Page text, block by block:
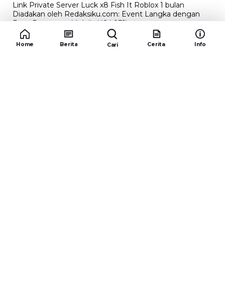
Link Private Server Luck x8 Fish It Roblox 1 bulan
Diadakan oleh Redaksiku.com: Event Langka dengan
Drop Rate yang Melejit (424,831)
10 Film Indonesia Tayang November 2024, Ada Film
Wulan Guritno! (352,097)
Home Berita Cari Cerita Info